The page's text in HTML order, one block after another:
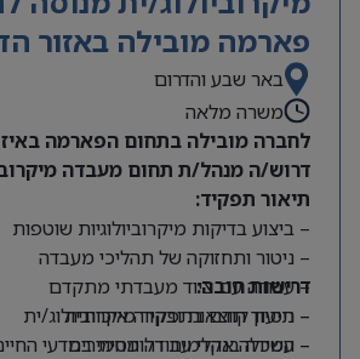
פארמה מובילה באזור
באר שבע והדרום
משרה מלאה
לחברה מובילה בתחום הפארמה
דרוש/ה מנהל/ת תחום מעבדה
תיאור תפקיד:
– ביצוע בדיקות מיקרוביולוגיות שוטפות
– ניטור ותחזוקה של תהליכי מעבדה
– עבודה עם ציוד מעבדתי מתקדם
– תיעוד תוצאות ובקרה איכותית
– עמידה בנהלי עבודה מחמירים
דרישות חובה:
– ניסיון קודם בתפקיד מיקרוביולוג/ית
– השכלה אקדמית רלוונטית במדעי